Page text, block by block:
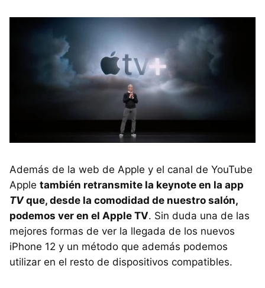
Además de la web de Apple y el canal de YouTube
Apple también retransmite la keynote en la app
TVque, desde la comodidad de nuestro salón,
podemos ver en el Apple TV. Sin duda una de las
mejores formas de ver la llegada de los nuevos
iPhone 12 y un método que además podemos
utilizar en el resto de dispositivos compatibles.